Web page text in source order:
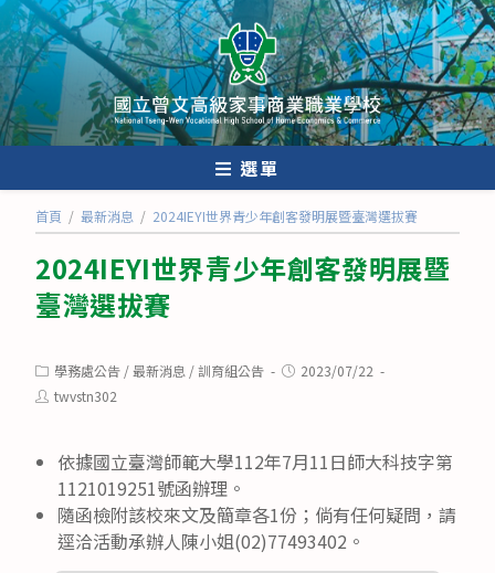
跳
轉
至
主
要
內
選單
首頁 / 最新消息 / 2024IEYI世界青少年創客發明展暨臺灣選拔賽
2024IEYI世界青少年創客發明展暨
臺灣選拔賽
Post
category:
學務處公告 /最新消息 /訓育組公告
Post2023/07/22
Posttwvstn302
依據國立臺灣師範大學112年7月11日師大科技字第
1121019251號函辦理。
隨函檢附該校來文及簡章各1份；倘有任何疑問，請
逕洽活動承辦人陳小姐(02)77493402。